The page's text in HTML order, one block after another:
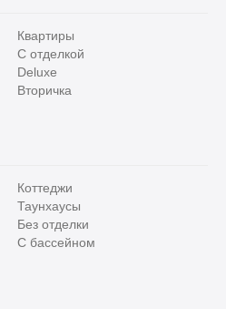
Квартиры
С отделкой
Deluxe
Вторичка
Коттеджи
Таунхаусы
Без отделки
С бассейном